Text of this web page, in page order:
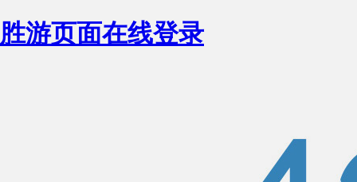
胜游页面在线登录